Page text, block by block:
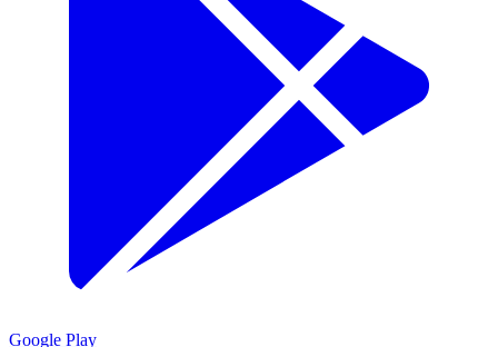
Google Play